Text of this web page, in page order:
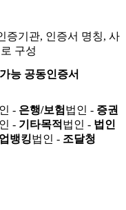
증기관, 인증서 명칭, 사
구성
능 공동인증서
- 은행/보험 법인 - 증권
- 기타목적 법인 - 법인
뱅킹법인 - 조달청